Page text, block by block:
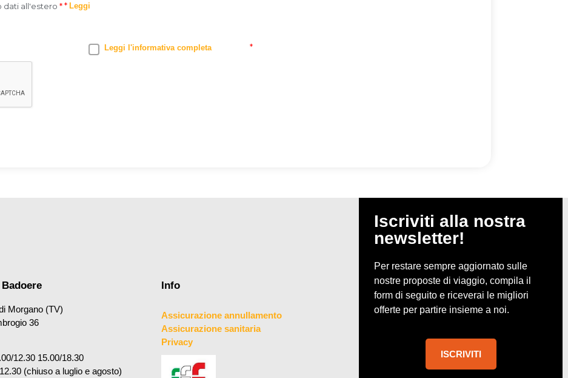
dati all'estero ** Leggi
Leggi l'informativa completa *
Morgano (TV)
36
12.30 15.00/18.30
(chiuso a luglio e agosto)
Info
Assicurazione annullamento
Assicurazione sanitaria
Privacy
Iscriviti alla nostra
newsletter!
Per restare sempre aggiornato sulle
nostre proposte di viaggio, compila il
form di seguito e riceverai le migliori
offerte per partire insieme a noi.
ISCRIVITI